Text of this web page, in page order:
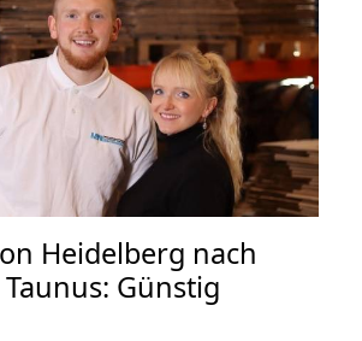
Heidelberg nach
Günstig